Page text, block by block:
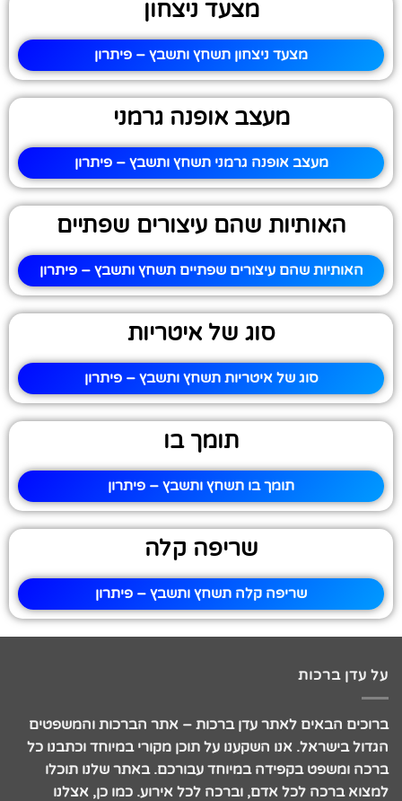
מצעד ניצחון
מצעד ניצחון תשחץ ותשבץ – פיתרון
מעצב אופנה גרמני
מעצב אופנה גרמני תשחץ ותשבץ – פיתרון
האותיות שהם עיצורים שפתיים
האותיות שהם עיצורים שפתיים תשחץ ותשבץ – פיתרון
סוג של איטריות
סוג של איטריות תשחץ ותשבץ – פיתרון
תומך בו
תומך בו תשחץ ותשבץ – פיתרון
שריפה קלה
שריפה קלה תשחץ ותשבץ – פיתרון
על עדן ברכות
ברוכים הבאים לאתר עדן ברכות – אתר הברכות והמשפטים
הגדול בישראל. אנו השקענו על תוכן מקורי במיוחד וכתבנו כל
ברכה ומשפט בקפידה במיוחד עבורכם. באתר שלנו תוכלו
למצוא ברכה לכל אדם, וברכה לכל אירוע. כמו כן, אצלנו